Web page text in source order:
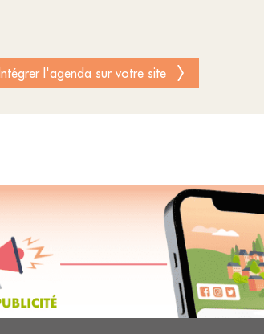
Intégrer l'agenda sur votre site